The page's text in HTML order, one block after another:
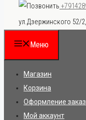
ул.Дзержинского 52/
Меню
Магазин
Корзина
Оформление
Мой аккаунт